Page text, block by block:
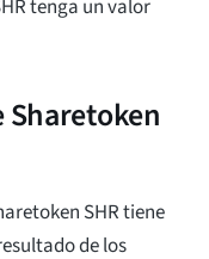
tenga un valor
SHR tiene
de los